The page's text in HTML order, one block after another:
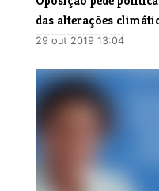
das alterações
29 out 2019 13:04